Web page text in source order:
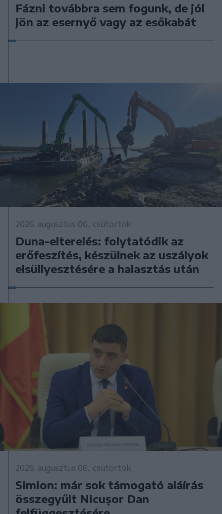
Fázni továbbra sem fogunk, de jól
jön az esernyő vagy az esőkabát
2026. augusztus 06., csütörtök
Duna-elterelés: folytatódik az
erőfeszítés, készülnek az uszályok
elsüllyesztésére a halasztás után
2026. augusztus 06., csütörtök
Simion: már sok támogató aláírás
összegyűlt Nicușor Dan